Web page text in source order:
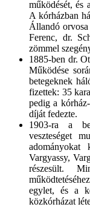
működését, és
A kórházban
Állandó
Ferenc, dr.
zömmel
1885-ben dr.
Működése
betegeknek
fizettek: 35
pedig a
díját fedezte.
1903-ra a
veszteséget
Vargyassy,
részesült.
egylet, és a
közkórházat